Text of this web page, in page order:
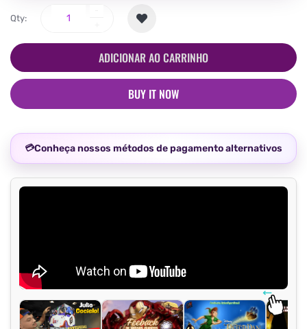
Qty:
ADICIONAR AO CARRINHO
BUY IT NOW
💳Conheça nossos métodos de pagamento alternativos